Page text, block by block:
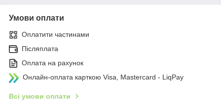
Умови оплати
Оплатити частинами
Післяплата
Оплата на рахунок
Онлайн-оплата карткою Visa, Mastercard - LiqPay
Всі умови оплати